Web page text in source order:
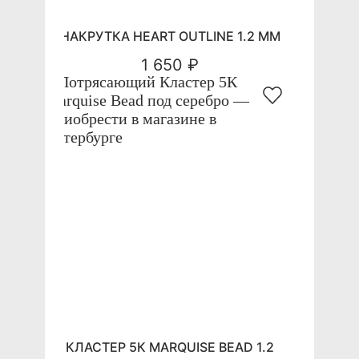
НАКРУТКА HEART OUTLINE 1.2 ММ
1 650 ₽
КЛАСТЕР 5К MARQUISE BEAD 1.2